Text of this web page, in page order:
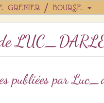
GRENIER / BOURSE
publiées par